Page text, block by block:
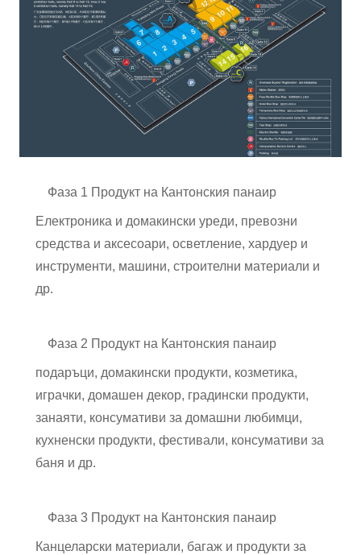
Фаза 1 Продукт на Кантонския панаир
Електроника и домакински уреди, превозни
средства и аксесоари, осветление, хардуер и
инструменти, машини, строителни материали и
др.
Фаза 2 Продукт на Кантонския панаир
подаръци, домакински продукти, козметика,
играчки, домашен декор, градински продукти,
занаяти, консумативи за домашни любимци,
кухненски продукти, фестивали, консумативи за
баня и др.
Фаза 3 Продукт на Кантонския панаир
Канцеларски материали, багаж и продукти за